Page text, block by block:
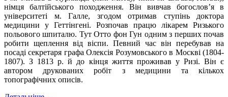
німця балтійського походження. Він вивчав богослов’я в
університеті м. Галле, згодом отримав ступінь доктора
медицини у Геттінгені. Розпочав працю лікарем Ризького
польового шпиталю. Тут Отто фон Гун одним з перших почав
робити щеплення від віспи. Певний час він перебував на
посаді секретаря графа Олексія Розумовського в Москві (1804-
1807). З 1813 р. й до кінця життя проживав у Ризі. Він є
автором друкованих робіт з медицини та кількох
топографічних описів.